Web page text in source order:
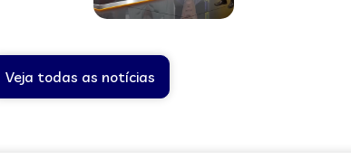
Veja todas as notícias